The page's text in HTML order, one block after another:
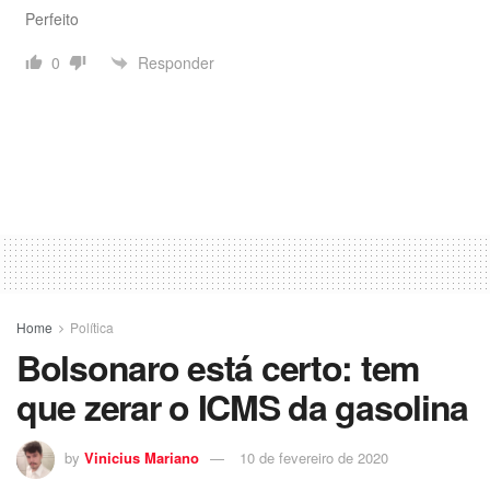
Perfeito
0
Responder
Home Política
Bolsonaro está certo: tem
que zerar o ICMS da gasolina
by Vinicius Mariano 10 de fevereiro de 2020